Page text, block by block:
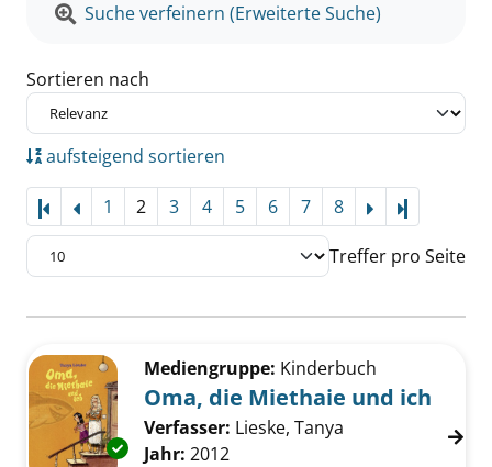
Suche verfeinern (Erweiterte Suche)
Sortieren nach
aufsteigend sortieren
1 2 3 4 5 6 7 8
Treffer pro Seite
Zu den Suchfiltern springen
Exemplar-Details von Oma, die Miethaie und
Mediengruppe: Kinderbuch
Oma, die Miethaie und ich
Verfasser: Lieske, Tanya Suche nach
Jahr: 2012